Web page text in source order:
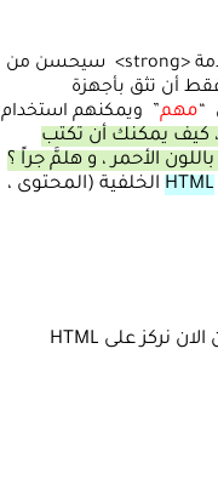
بالطبع ،لا يجب أن تعتقد أن استخدام العلامة <strong> سيحسن من
أن تثق بأجهزة
“مهم” ويمكنهم استخدام
كيف يمكنك أن تكتب
الأحمر ، و هلمَّ جراً ؟
HTML الخلفية (المحتوى ،
أكثر في الوقت المناسب ، لكن الان نركز على HTML